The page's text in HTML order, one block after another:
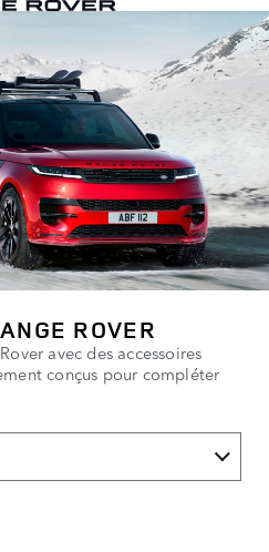
ROVER
avec des accessoires
conçus pour compléter